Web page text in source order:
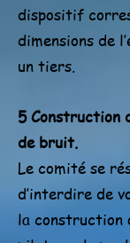
dispositif
dimensions de
un tiers.
5 Construction
de bruit.
Le comité se
d’interdire de
la construction